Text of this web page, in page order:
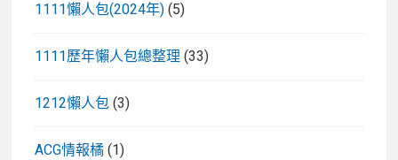
1111懶人包(2024年) (5)
1111歷年懶人包總整理 (33)
1212懶人包 (3)
ACG情報橘 (1)